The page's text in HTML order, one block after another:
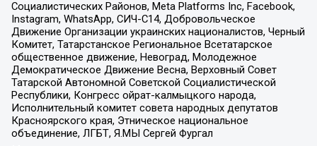
Социалистических Районов, Meta Platforms Inc, Facebook,
Instagram, WhatsApp, СИЧ-С14, Добровольческое
Движение Организации украинских националистов, Черный
Комитет, Татарстанское Региональное Всетатарское
общественное движение, Невоград, Молодежное
Демократическое Движение Весна, Верховный Совет
Татарской Автономной Советской Социалистической
Республики, Конгресс ойрат-калмыцкого народа,
Исполнительный комитет совета народных депутатов
Красноярского края, Этническое национальное
объединение, ЛГБТ, Я.МЫ Сергей Фургал